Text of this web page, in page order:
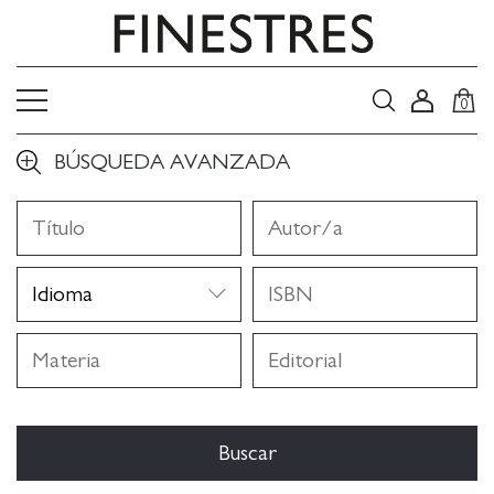
0
BÚSQUEDA AVANZADA